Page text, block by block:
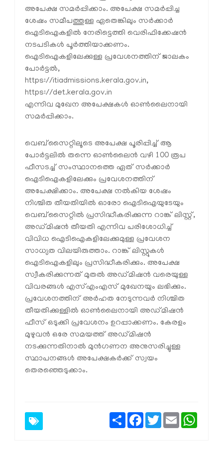
അപേക്ഷ സമർപ്പിക്കാം. അപേക്ഷ സമർപ്പിച്ച
ശേഷം സമീപത്തുള്ള ഏതെങ്കിലും സർക്കാർ
ഐടിഐകളിൽ നേരിട്ടെത്തി വെരിഫിക്കേഷൻ
നടപടികൾ പൂർത്തിയാക്കണം.
ഐടിഐകളിലേക്കുള്ള പ്രവേശനത്തിന് ജാലകം
പോർട്ടൽ,
https://itiadmissions.kerala.gov.in,
https://det.kerala.gov.in
എന്നിവ മുഖേന അപേക്ഷകൾ ഓൺലൈനായി
സമർപ്പിക്കാം.
വെബ്സൈറ്റിലൂടെ അപേക്ഷ പൂരിപ്പിച്ച് ആ
പോർട്ടലിൽ തന്നെ ഓൺലൈൻ വഴി 100 രൂപ
ഫീസടച്ച് സംസ്ഥാനത്തെ ഏത് സർക്കാർ
ഐടിഐകളിലേക്കും പ്രവേശനത്തിന്
അപേക്ഷിക്കാം. അപേക്ഷ നൽകിയ ശേഷം
നിശ്ചിത തീയതിയിൽ ഓരോ ഐടിഐയുടേയും
വെബ്സൈറ്റിൽ പ്രസിദ്ധീകരിക്കുന്ന റാങ്ക് ലിസ്റ്റ്,
അഡ്മിഷൻ തീയതി എന്നിവ പരിശോധിച്ച്
വിവിധ ഐടിഐകളിലേക്കുമുള്ള പ്രവേശന
സാധ്യത വിലയിരുത്താം. റാങ്ക് ലിസ്റ്റുകൾ
ഐടിഐകളിലും പ്രസിദ്ധീകരിക്കും. അപേക്ഷ
സ്വീകരിക്കുന്നത് മുതൽ അഡ്മിഷൻ വരെയുള്ള
വിവരങ്ങൾ എസ്എംഎസ് മുഖേനയും ലഭിക്കും.
പ്രവേശനത്തിന് അർഹത നേടുന്നവർ നിശ്ചിത
തീയതിക്കുള്ളിൽ ഓൺലൈനായി അഡ്മിഷൻ
ഫീസ് ഒടുക്കി പ്രവേശനം ഉറപ്പാക്കണം. കേരളം
മുഴുവൻ ഒരേ സമയത്ത് അഡ്മിഷൻ
നടക്കുന്നതിനാൽ മുൻഗണന അനുസരിച്ചുള്ള
സ്ഥാപനങ്ങൾ അപേക്ഷകർക്ക് സ്വയം
തെരഞ്ഞെടുക്കാം.
ShareFacebook
TwitterEmail